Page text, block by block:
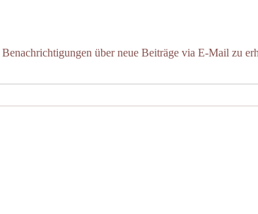
über neue Beiträge via E-Mail zu